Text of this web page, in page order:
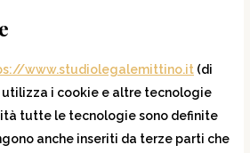
www.studiolegalemittino.it (di
i cookie e altre tecnologie
tutte le tecnologie sono definite
anche inseriti da terze parti che